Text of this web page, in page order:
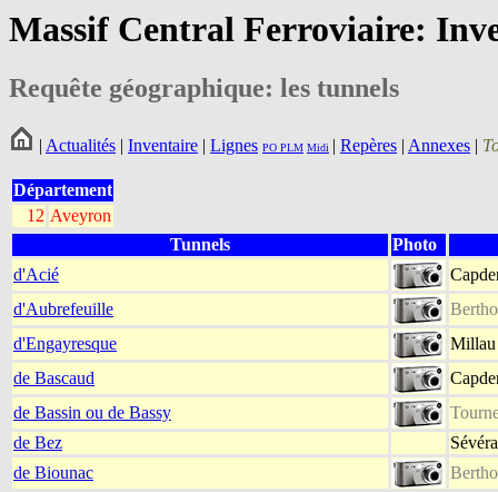
Massif Central Ferroviaire:
Requête géographique: les tunnels
| Actualités | Inventaire | Lignes PO PLM Midi | Repères | Annexes |
Département
12 Aveyron
Tunnels
Photo
d'Acié
d'Aubrefeuille
d'Engayresque
Millau
de Bascaud
de Bassin ou de Bassy
de Bez
de Biounac